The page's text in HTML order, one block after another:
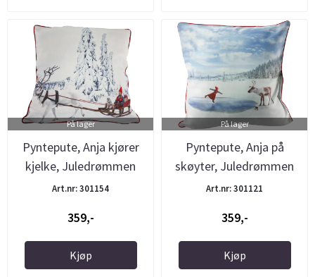
På lager
Pyntepute, Anja kjører
kjelke, Juledrømmen
Art.nr: 301154
359,-
Kjøp
På lager
Pyntepute, Anja på
skøyter, Juledrømmen
Art.nr: 301121
359,-
Kjøp